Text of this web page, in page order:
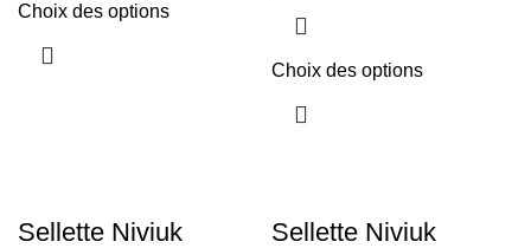
Choix des options
Choix des options
Sellette Niviuk
Sellette Niviuk